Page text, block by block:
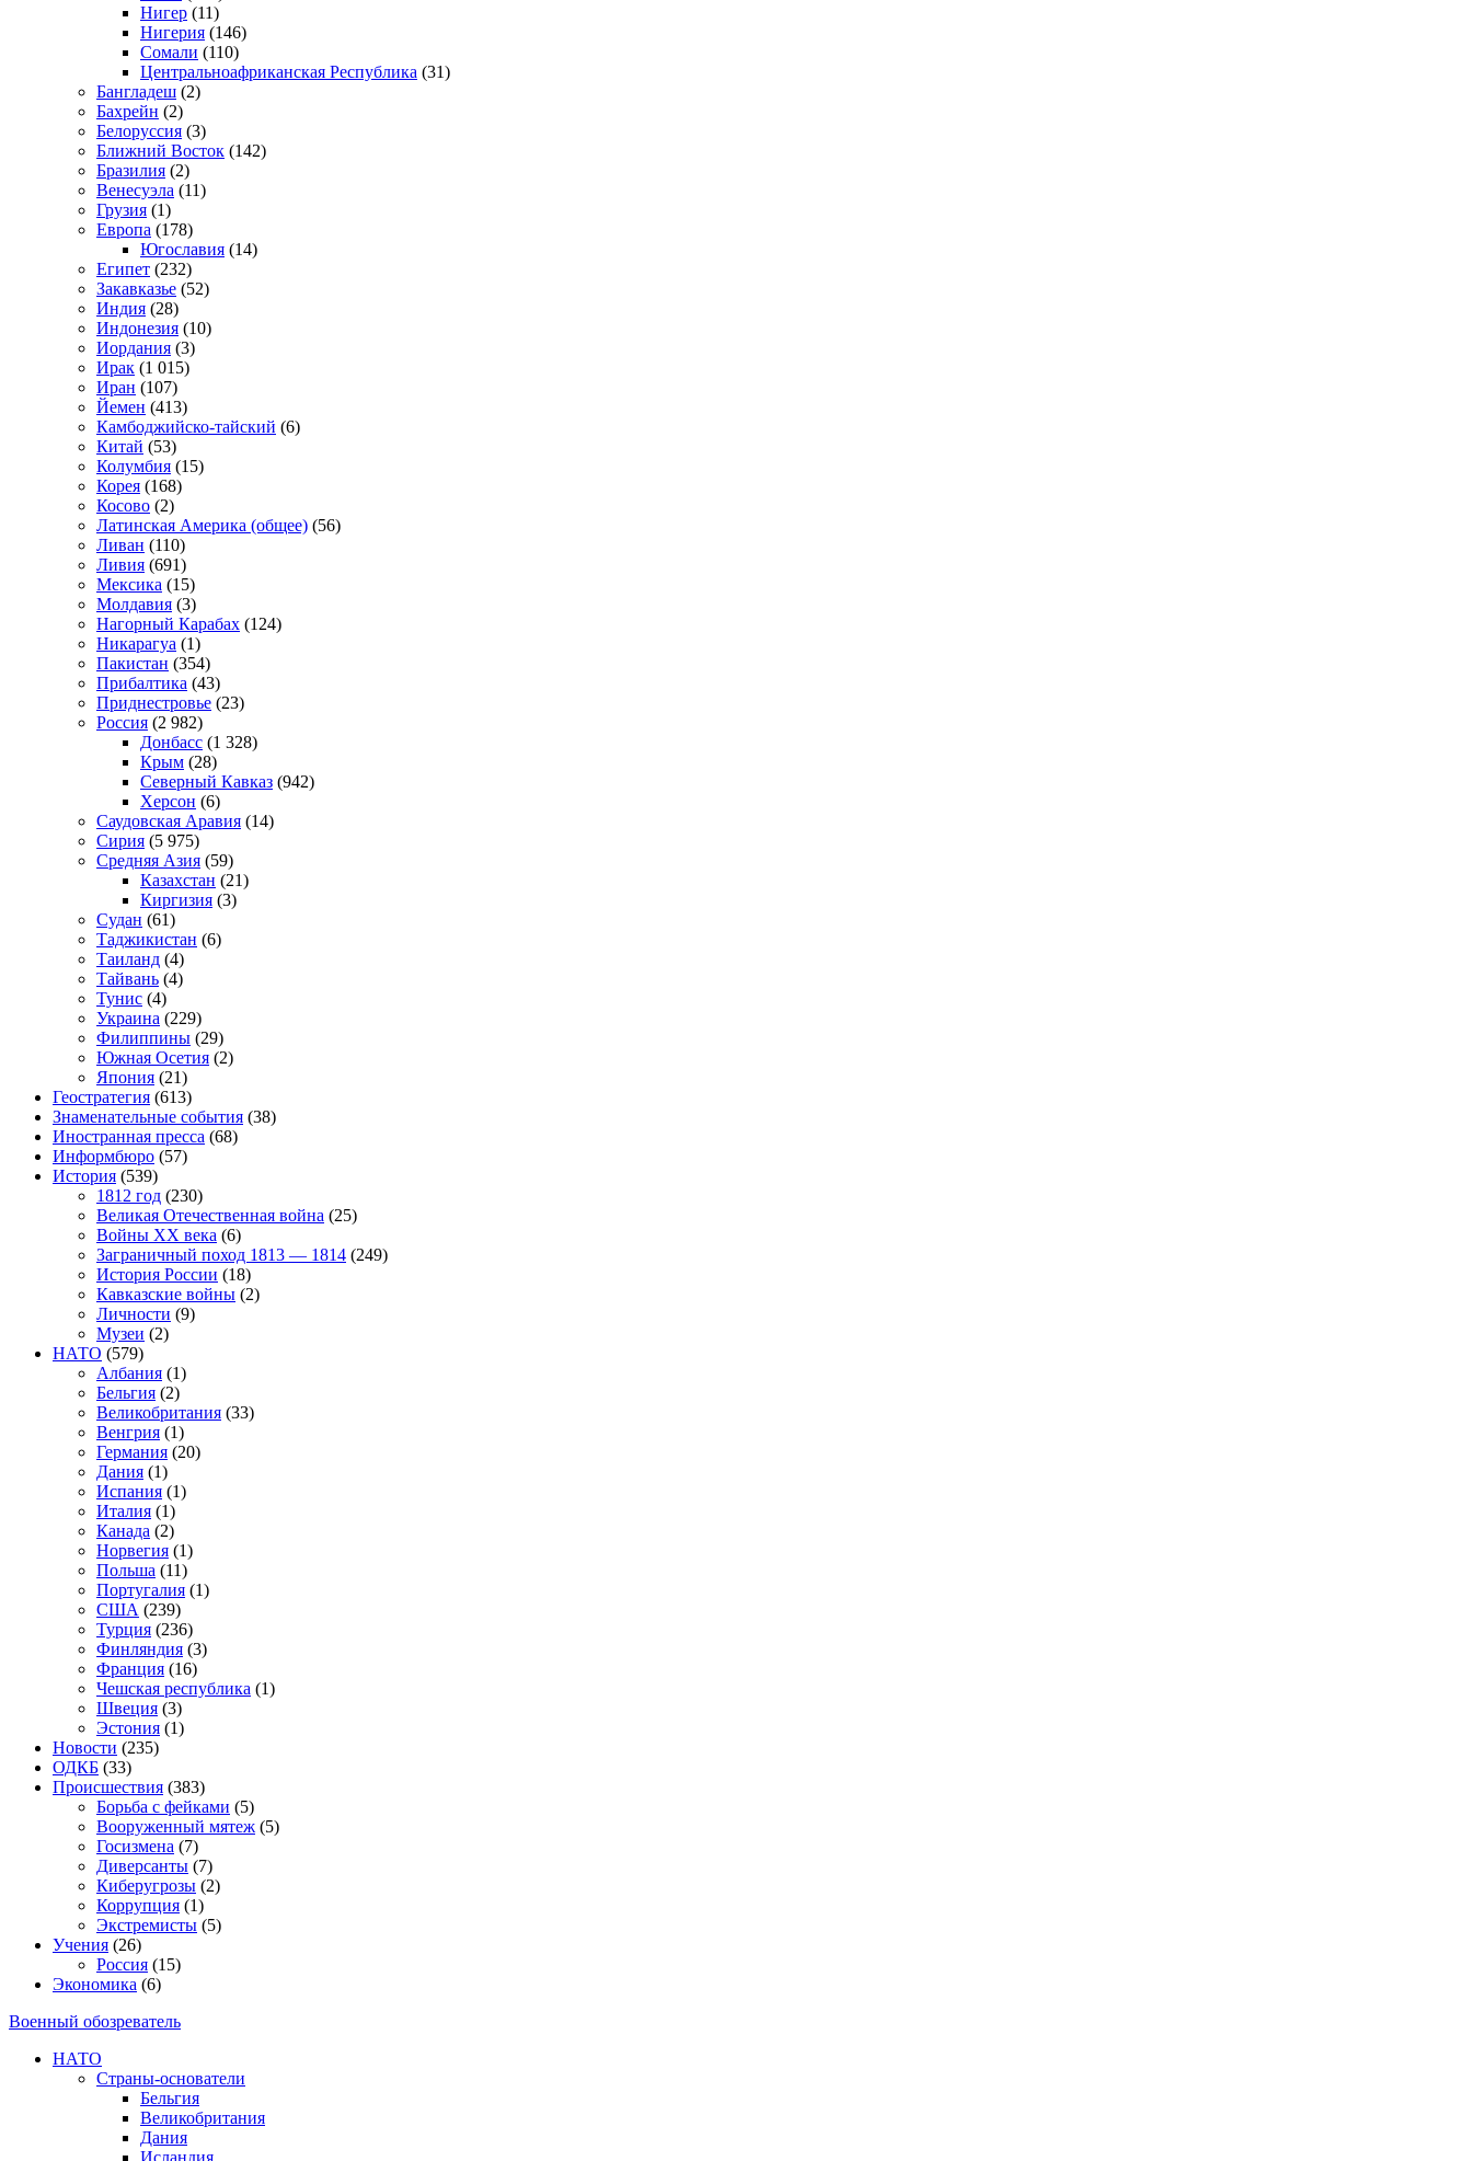
Нигер (11)
Нигерия (146)
Сомали (110)
Центральноафриканская Республика (31)
Бангладеш (2)
Бахрейн (2)
Белоруссия (3)
Ближний Восток (142)
Бразилия (2)
Венесуэла (11)
Грузия (1)
Европа (178)
Югославия (14)
Египет (232)
Закавказье (52)
Индия (28)
Индонезия (10)
Иордания (3)
Ирак (1 015)
Иран (107)
Йемен (413)
Камбоджийско-тайский (6)
Китай (53)
Колумбия (15)
Корея (168)
Косово (2)
Латинская Америка (общее) (56)
Ливан (110)
Ливия (691)
Мексика (15)
Молдавия (3)
Нагорный Карабах (124)
Никарагуа (1)
Пакистан (354)
Прибалтика (43)
Приднестровье (23)
Россия (2 982)
Донбасс (1 328)
Крым (28)
Северный Кавказ (942)
Херсон (6)
Саудовская Аравия (14)
Сирия (5 975)
Средняя Азия (59)
Казахстан (21)
Киргизия (3)
Судан (61)
Таджикистан (6)
Таиланд (4)
Тайвань (4)
Тунис (4)
Украина (229)
Филиппины (29)
Южная Осетия (2)
Япония (21)
Геостратегия (613)
Знаменательные события (38)
Иностранная пресса (68)
Информбюро (57)
История (539)
1812 год (230)
Великая Отечественная война (25)
Войны XX века (6)
Заграничный поход 1813 — 1814 (249)
История России (18)
Кавказские войны (2)
Личности (9)
Музеи (2)
НАТО (579)
Албания (1)
Бельгия (2)
Великобритания (33)
Венгрия (1)
Германия (20)
Дания (1)
Испания (1)
Италия (1)
Канада (2)
Норвегия (1)
Польша (11)
Португалия (1)
США (239)
Турция (236)
Финляндия (3)
Франция (16)
Чешская республика (1)
Швеция (3)
Эстония (1)
Новости (235)
ОДКБ (33)
Происшествия (383)
Борьба с фейками (5)
Вооруженный мятеж (5)
Госизмена (7)
Диверсанты (7)
Киберугрозы (2)
Коррупция (1)
Экстремисты (5)
Учения (26)
Россия (15)
Экономика (6)
Военный обозреватель
НАТО
Страны-основатели
Бельгия
Великобритания
Дания